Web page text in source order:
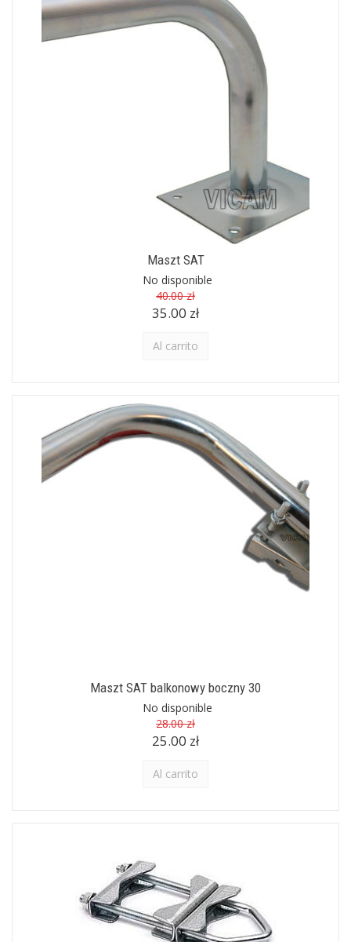
Maszt SAT
No disponible
40.00 zł
35.00 zł
Al carrito
Maszt SAT balkonowy boczny 30
No disponible
28.00 zł
25.00 zł
Al carrito